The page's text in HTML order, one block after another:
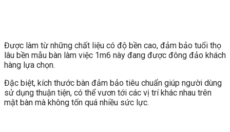
Được làm từ những chất liệu có độ bền cao, đảm bảo tuổi thọ
lâu bền mẫu bàn làm việc 1m6 này đang được đông đảo khách
hàng lựa chọn.
Đặc biệt, kích thước bàn đảm bảo tiêu chuẩn giúp người dùng
sử dụng thuận tiện, có thể vươn tới các vị trí khác nhau trên
mặt bàn mà không tốn quá nhiều sức lực.